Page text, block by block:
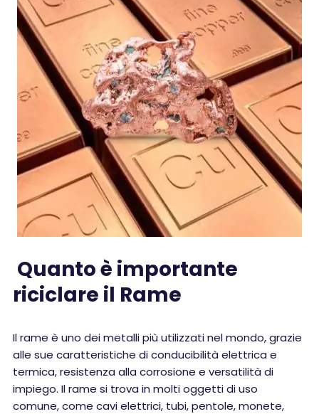
Quanto è importante
riciclare il Rame
Il rame è uno dei metalli più utilizzati nel mondo, grazie
alle sue caratteristiche di conducibilità elettrica e
termica, resistenza alla corrosione e versatilità di
impiego. Il rame si trova in molti oggetti di uso
comune, come cavi elettrici, tubi, pentole, monete,